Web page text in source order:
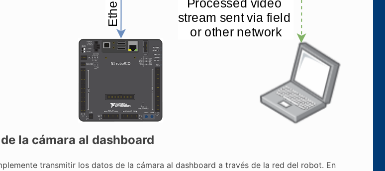
la cámara al dashboard
transmitir los datos de la cámara al dashboard a través de la red del robot. En